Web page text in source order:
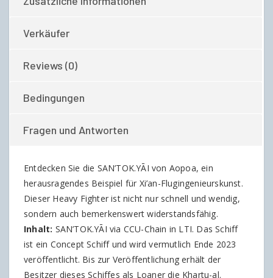
Verkäufer
Reviews (0)
Bedingungen
Fragen und Antworten
Entdecken Sie die SAN’TOK.YĀI von Aopoa, ein
herausragendes Beispiel für Xi’an-Flugingenieurskunst.
Dieser Heavy Fighter ist nicht nur schnell und wendig,
sondern auch bemerkenswert widerstandsfähig.
Inhalt: SAN’TOK.YĀI via CCU-Chain in LTI. Das Schiff
ist ein Concept Schiff und wird vermutlich Ende 2023
veröffentlicht. Bis zur Veröffentlichung erhält der
Besitzer dieses Schiffes als Loaner die Khartu-al.